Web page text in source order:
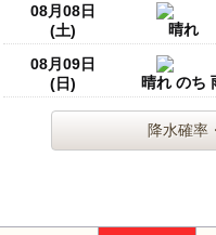
08月08日
(土)
晴れ
08月09日
(日)
晴れ のち
降水確率